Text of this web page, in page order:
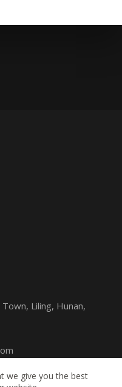
we give you the best
Liling, Hunan,